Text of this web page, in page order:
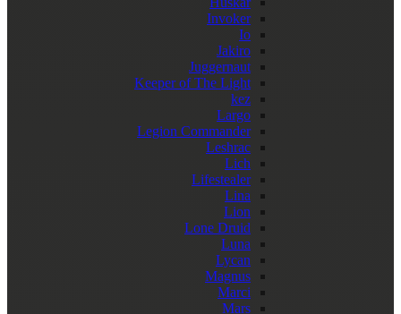
Invoker
Io
Jakiro
Juggernaut
Keeper of The Light
kez
Largo
Legion Commander
Leshrac
Lich
Lifestealer
Lina
Lion
Lone Druid
Luna
Lycan
Magnus
Marci
Mars